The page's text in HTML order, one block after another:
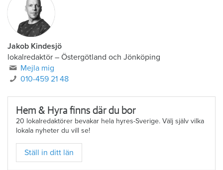
Jakob Kindesjö
lokalredaktör – Östergötland och Jönköping
Mejla mig
010-459 21 48
Hem & Hyra finns där du bor
20 lokalredaktörer bevakar hela hyres-Sverige. Välj själv vilka
lokala nyheter du vill se!
Ställ in ditt län